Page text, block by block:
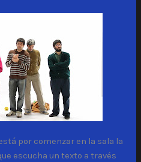
por comenzar en la sala la
escucha un texto a través